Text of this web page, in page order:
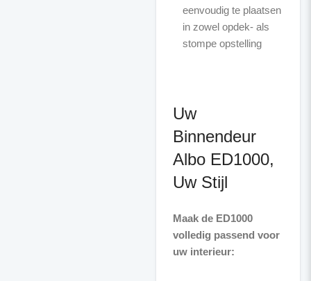
eenvoudig te plaatsen
in zowel opdek- als
stompe opstelling
Uw
Binnendeur
Albo ED1000,
Uw Stijl
Maak de ED1000
volledig passend voor
uw interieur: